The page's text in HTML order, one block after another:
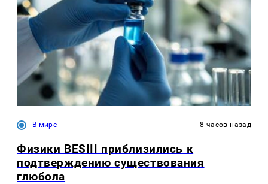
В мире 8 часов назад
Физики BESIII приблизились к
подтверждению существования
глюбола